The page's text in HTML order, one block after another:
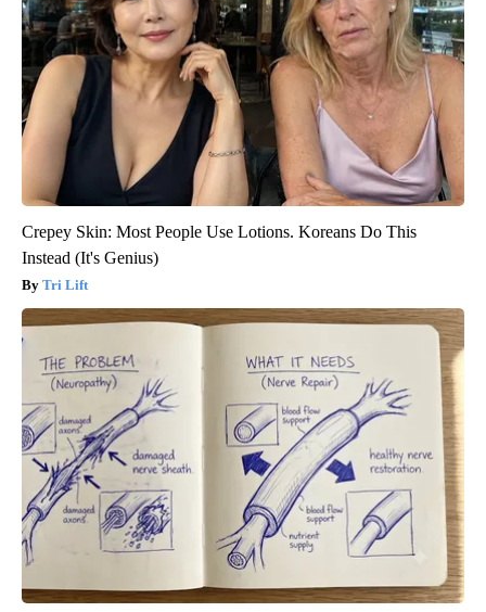
Crepey Skin: Most People Use Lotions. Koreans Do This
Instead (It's Genius)
Tri Lift